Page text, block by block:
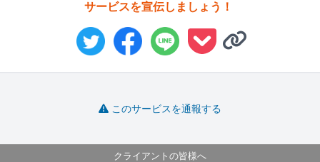
サービスを宣伝しましょう！
このサービスを通報する
クライアントの皆様へ